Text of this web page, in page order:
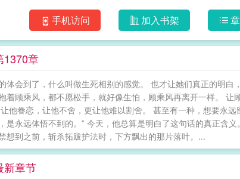
手机访问 加入书架
1370章
体会到了，什么叫做生死相别的感觉。 也才让她们真正的明
着顾乘风，都不愿松手，就好像生怕，顾乘风再离开一样。
他眷恋，让他不舍，更让他难以割舍。 甚至有一种，想要永
是永远体悟不到的。” 今天，他总算是明白了这句话的真正含
想到之前，斩杀拓跋护法时，下方飘出的那片落叶。...
新章节